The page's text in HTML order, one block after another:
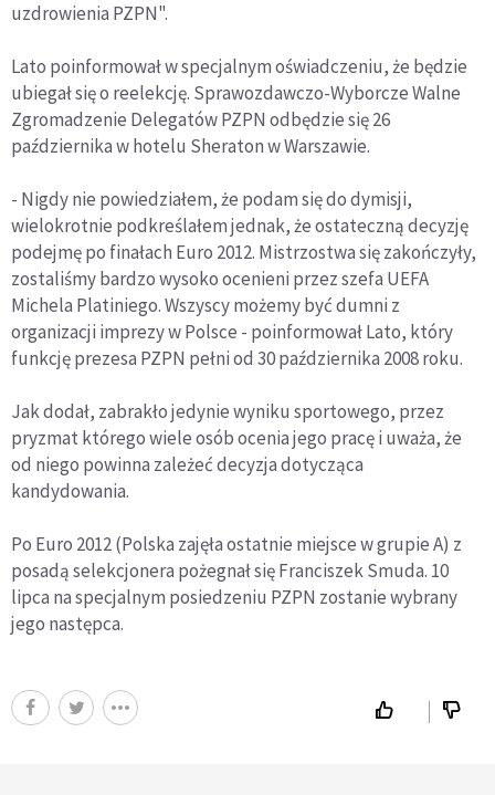
uzdrowienia PZPN".
Lato poinformował w specjalnym oświadczeniu, że będzie
ubiegał się o reelekcję. Sprawozdawczo-Wyborcze Walne
Zgromadzenie Delegatów PZPN odbędzie się 26
października w hotelu Sheraton w Warszawie.
- Nigdy nie powiedziałem, że podam się do dymisji,
wielokrotnie podkreślałem jednak, że ostateczną decyzję
podejmę po finałach Euro 2012. Mistrzostwa się zakończyły,
zostaliśmy bardzo wysoko ocenieni przez szefa UEFA
Michela Platiniego. Wszyscy możemy być dumni z
organizacji imprezy w Polsce - poinformował Lato, który
funkcję prezesa PZPN pełni od 30 października 2008 roku.
Jak dodał, zabrakło jedynie wyniku sportowego, przez
pryzmat którego wiele osób ocenia jego pracę i uważa, że
od niego powinna zależeć decyzja dotycząca
kandydowania.
Po Euro 2012 (Polska zajęła ostatnie miejsce w grupie A) z
posadą selekcjonera pożegnał się Franciszek Smuda. 10
lipca na specjalnym posiedzeniu PZPN zostanie wybrany
jego następca.